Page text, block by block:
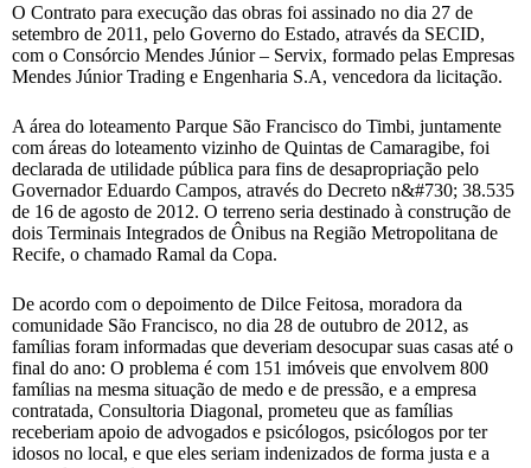
O Contrato para execução das obras foi assinado no dia 27 de
setembro de 2011, pelo Governo do Estado, através da SECID,
com o Consórcio Mendes Júnior – Servix, formado pelas Empresas
Mendes Júnior Trading e Engenharia S.A, vencedora da licitação.
A área do loteamento Parque São Francisco do Timbi, juntamente
com áreas do loteamento vizinho de Quintas de Camaragibe, foi
declarada de utilidade pública para fins de desapropriação pelo
Governador Eduardo Campos, através do Decreto n&#730; 38.535
de 16 de agosto de 2012. O terreno seria destinado à construção de
dois Terminais Integrados de Ônibus na Região Metropolitana de
Recife, o chamado Ramal da Copa.
De acordo com o depoimento de Dilce Feitosa, moradora da
comunidade São Francisco, no dia 28 de outubro de 2012, as
famílias foram informadas que deveriam desocupar suas casas até o
final do ano: O problema é com 151 imóveis que envolvem 800
famílias na mesma situação de medo e de pressão, e a empresa
contratada, Consultoria Diagonal, prometeu que as famílias
receberiam apoio de advogados e psicólogos, psicólogos por ter
idosos no local, e que eles seriam indenizados de forma justa e a